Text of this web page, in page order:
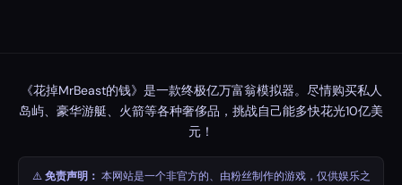
《花掉MrBeast的钱》是一款终极亿万富翁模拟器。尽情购买私人
岛屿、豪华游艇、火箭等各种奢侈品，挑战自己能多快花光10亿美
元！
⚠️免责声明： 本网站是一个非官方的、由粉丝制作的游戏，仅供娱乐之